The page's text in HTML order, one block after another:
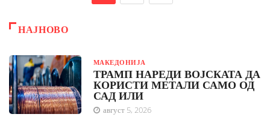
НАЈНОВО
МАКЕДОНИЈА
ТРАМП НАРЕДИ ВОЈСКАТА ДА
КОРИСТИ МЕТАЛИ САМО ОД
САД ИЛИ
август 5, 2026